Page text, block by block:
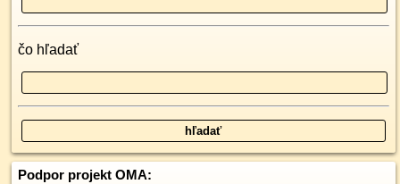
čo hľadať
Podpor projekt OMA: